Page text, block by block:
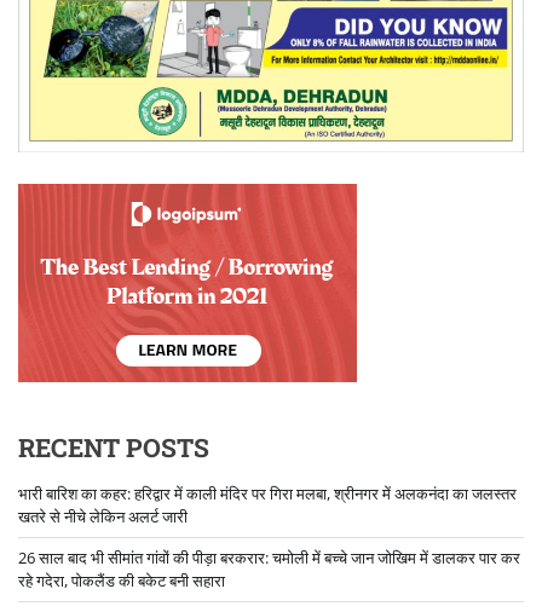
RECENT POSTS
भारी बारिश का कहर: हरिद्वार में काली मंदिर पर गिरा मलबा, श्रीनगर में अलकनंदा का जलस्तर
खतरे से नीचे लेकिन अलर्ट जारी
26 साल बाद भी सीमांत गांवों की पीड़ा बरकरार: चमोली में बच्चे जान जोखिम में डालकर पार कर
रहे गदेरा, पोकलैंड की बकेट बनी सहारा